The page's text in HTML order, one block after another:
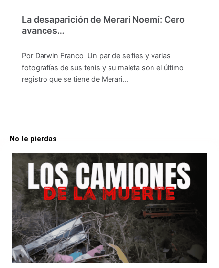
La desaparición de Merari Noemí: Cero
avances…
Por Darwin Franco Un par de selfies y varias
fotografías de sus tenis y su maleta son el último
registro que se tiene de Merari…
No te pierdas